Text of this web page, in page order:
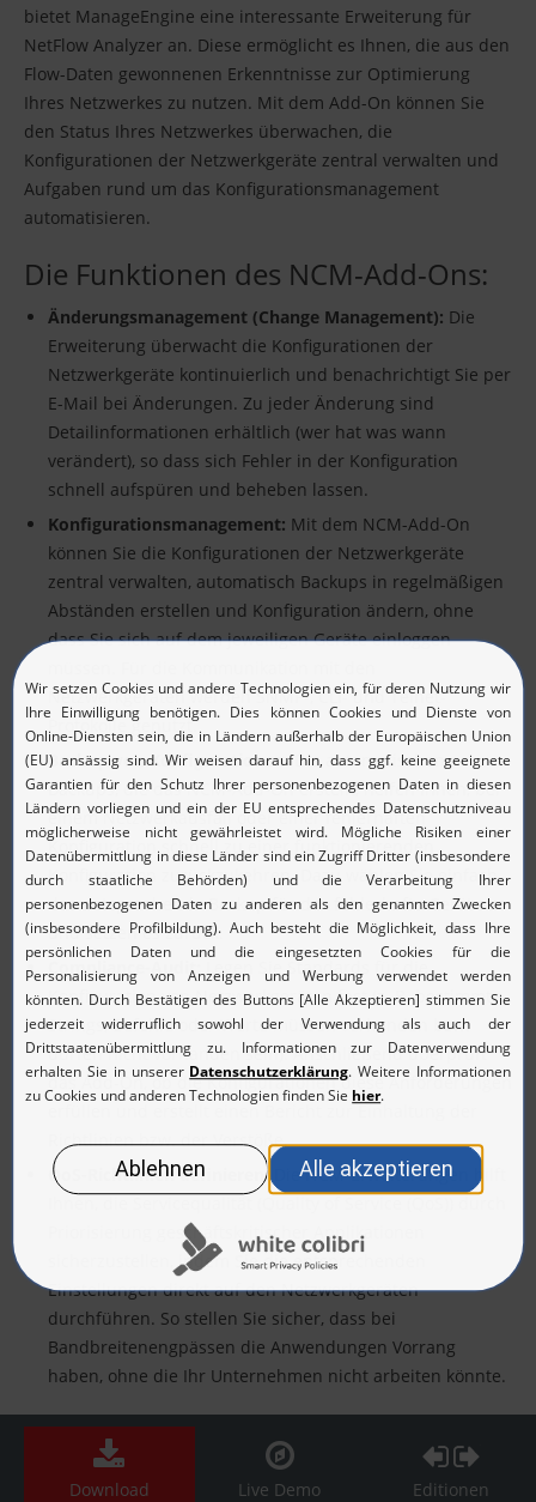
bietet ManageEngine eine interessante Erweiterung für
NetFlow Analyzer an. Diese ermöglicht es Ihnen, die aus den
Flow-Daten gewonnenen Erkenntnisse zur Optimierung
Ihres Netzwerkes zu nutzen. Mit dem Add-On können Sie
den Status Ihres Netzwerkes überwachen, die
Konfigurationen der Netzwerkgeräte zentral verwalten und
Aufgaben rund um das Konfigurationsmanagement
automatisieren.
Die Funktionen des NCM-Add-Ons:
Änderungsmanagement (Change Management): Die
Erweiterung überwacht die Konfigurationen der
Netzwerkgeräte kontinuierlich und benachrichtigt Sie per
E-Mail bei Änderungen. Zu jeder Änderung sind
Detailinformationen erhältlich (wer hat was wann
verändert), so dass sich Fehler in der Konfiguration
schnell aufspüren und beheben lassen.
Konfigurationsmanagement: Mit dem NCM-Add-On
können Sie die Konfigurationen der Netzwerkgeräte
zentral verwalten, automatisch Backups in regelmäßigen
Abständen erstellen und Konfiguration ändern, ohne
dass Sie sich auf dem jeweiligen Geräte einloggen
Netzwerkgeräten werden SNMP-, CLI- und Telnet-
Protokolle genutzt.
Backup von Konfigurationen:Die automatischen
Backups, die das NCM-Add-On erstellt, helfen Ihnen, bei
einem Netzwerkausfall oder einer fehlerhaften
Konfiguration schnell zu einer funktionierenden
Konfiguration zurückzukehren. Dazu wählen Sie einfach
das entsprechende Backup für das fehlerhafte Gerät aus
und setzen es zurück.
Compliance-Audit:
Legen Sie Standards für die
Konfiguration von Netzwerkgeräten fest (z. B. bestimmte
Strings, Befehle oder Werte müssen vorhanden bzw.
dürfen nicht vorhanden sein). Anschließend überprüft
das Add-On, ob die Konfigurationen diese Anforderungen
erfüllen und erstellt einen Bericht zur Einhaltung der
Richtlinien bzw. der Verstöße.
QoS-Richtlinien definieren:
Die NCM-Erweiterungen hilft
Ihnen, die Servicequalität (Quality of Service (QoS)) durch
Priorisierung geschäftskritischer Applikationen
sicherzustellen, indem Sie die entsprechenden
Einstellungen direkt auf den Netzwerkgeräten
durchführen. So stellen Sie sicher, dass bei
Bandbreitenengpässen die Anwendungen Vorrang
haben, ohne die Ihr Unternehmen nicht arbeiten könnte.
Download Live Demo Editionen